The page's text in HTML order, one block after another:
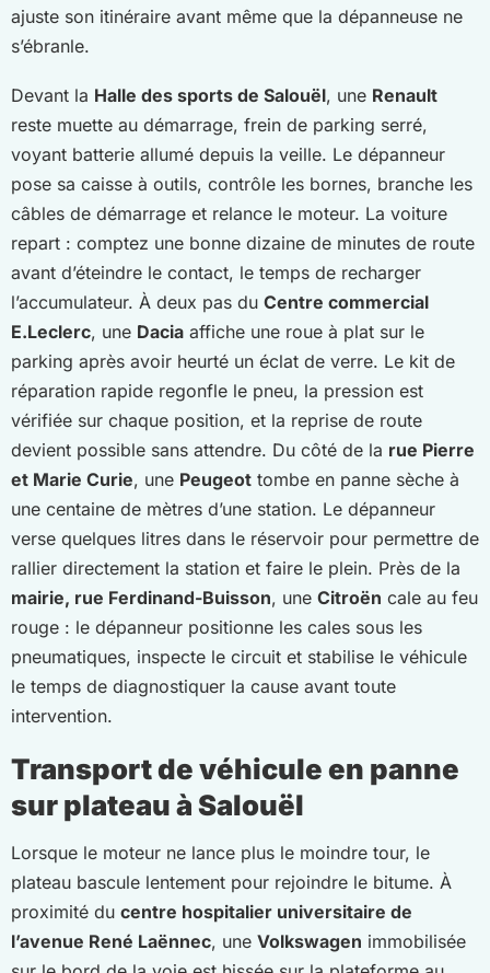
ajuste son itinéraire avant même que la dépanneuse ne
s’ébranle.
Devant la Halle des sports de Salouël, une Renault
reste muette au démarrage, frein de parking serré,
voyant batterie allumé depuis la veille. Le dépanneur
pose sa caisse à outils, contrôle les bornes, branche les
câbles de démarrage et relance le moteur. La voiture
repart : comptez une bonne dizaine de minutes de route
avant d’éteindre le contact, le temps de recharger
l’accumulateur. À deux pas du Centre commercial
E.Leclerc, une Dacia affiche une roue à plat sur le
parking après avoir heurté un éclat de verre. Le kit de
réparation rapide regonfle le pneu, la pression est
vérifiée sur chaque position, et la reprise de route
devient possible sans attendre. Du côté de la rue Pierre
et Marie Curie, une Peugeot tombe en panne sèche à
une centaine de mètres d’une station. Le dépanneur
verse quelques litres dans le réservoir pour permettre de
rallier directement la station et faire le plein. Près de la
mairie, rue Ferdinand-Buisson, une Citroën cale au feu
rouge : le dépanneur positionne les cales sous les
pneumatiques, inspecte le circuit et stabilise le véhicule
le temps de diagnostiquer la cause avant toute
intervention.
Transport de véhicule en panne
sur plateau à Salouël
Lorsque le moteur ne lance plus le moindre tour, le
plateau bascule lentement pour rejoindre le bitume. À
proximité du centre hospitalier universitaire de
l’avenue René Laënnec, une Volkswagen immobilisée